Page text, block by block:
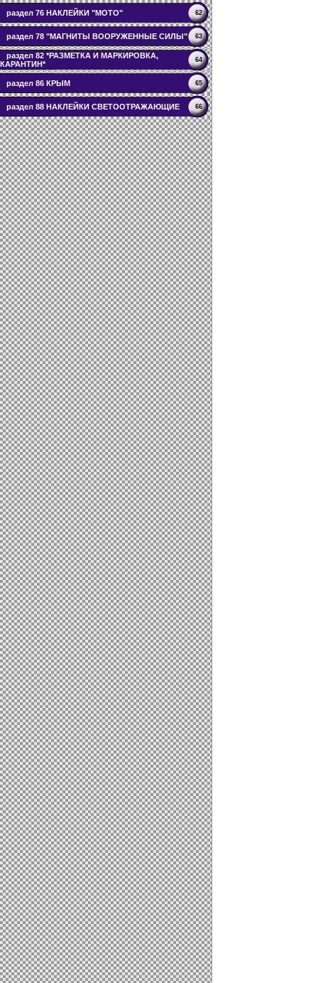
раздел 76 НАКЛЕЙКИ "МОТО" 62
раздел 78 "МАГНИТЫ ВООРУЖЕННЫЕ СИЛЫ" 63
раздел 82 *РАЗМЕТКА И МАРКИРОВКА,
КАРАНТИН*
64
раздел 86 КРЫМ 65
раздел 88 НАКЛЕЙКИ СВЕТООТРАЖАЮЩИЕ 66